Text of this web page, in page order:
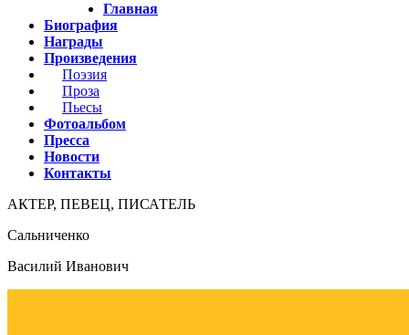
Главная
Биография
Награды
Произведения
Поэзия
Проза
Пьесы
Фотоальбом
Пресса
Новости
Контакты
АКТЕР, ПЕВЕЦ, ПИСАТЕЛЬ
Сальниченко
Василий Иванович